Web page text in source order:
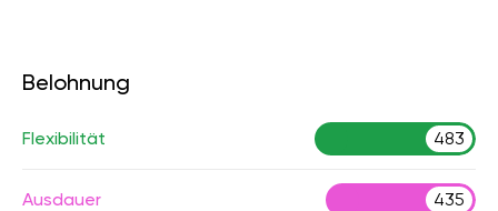
Belohnung
Flexibilität 483
Ausdauer 435